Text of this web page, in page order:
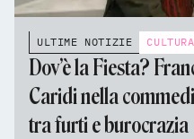
ULTIME NOTIZIE CULTURA
Dov’è la Fiesta?
Caridi nella
tra furti e burocrazia